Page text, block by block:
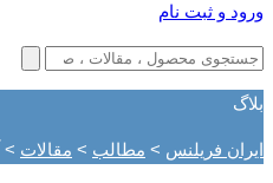
ورود و ثبت نام
بلاگ
ایران فریلنس > مطالب > مقالات >